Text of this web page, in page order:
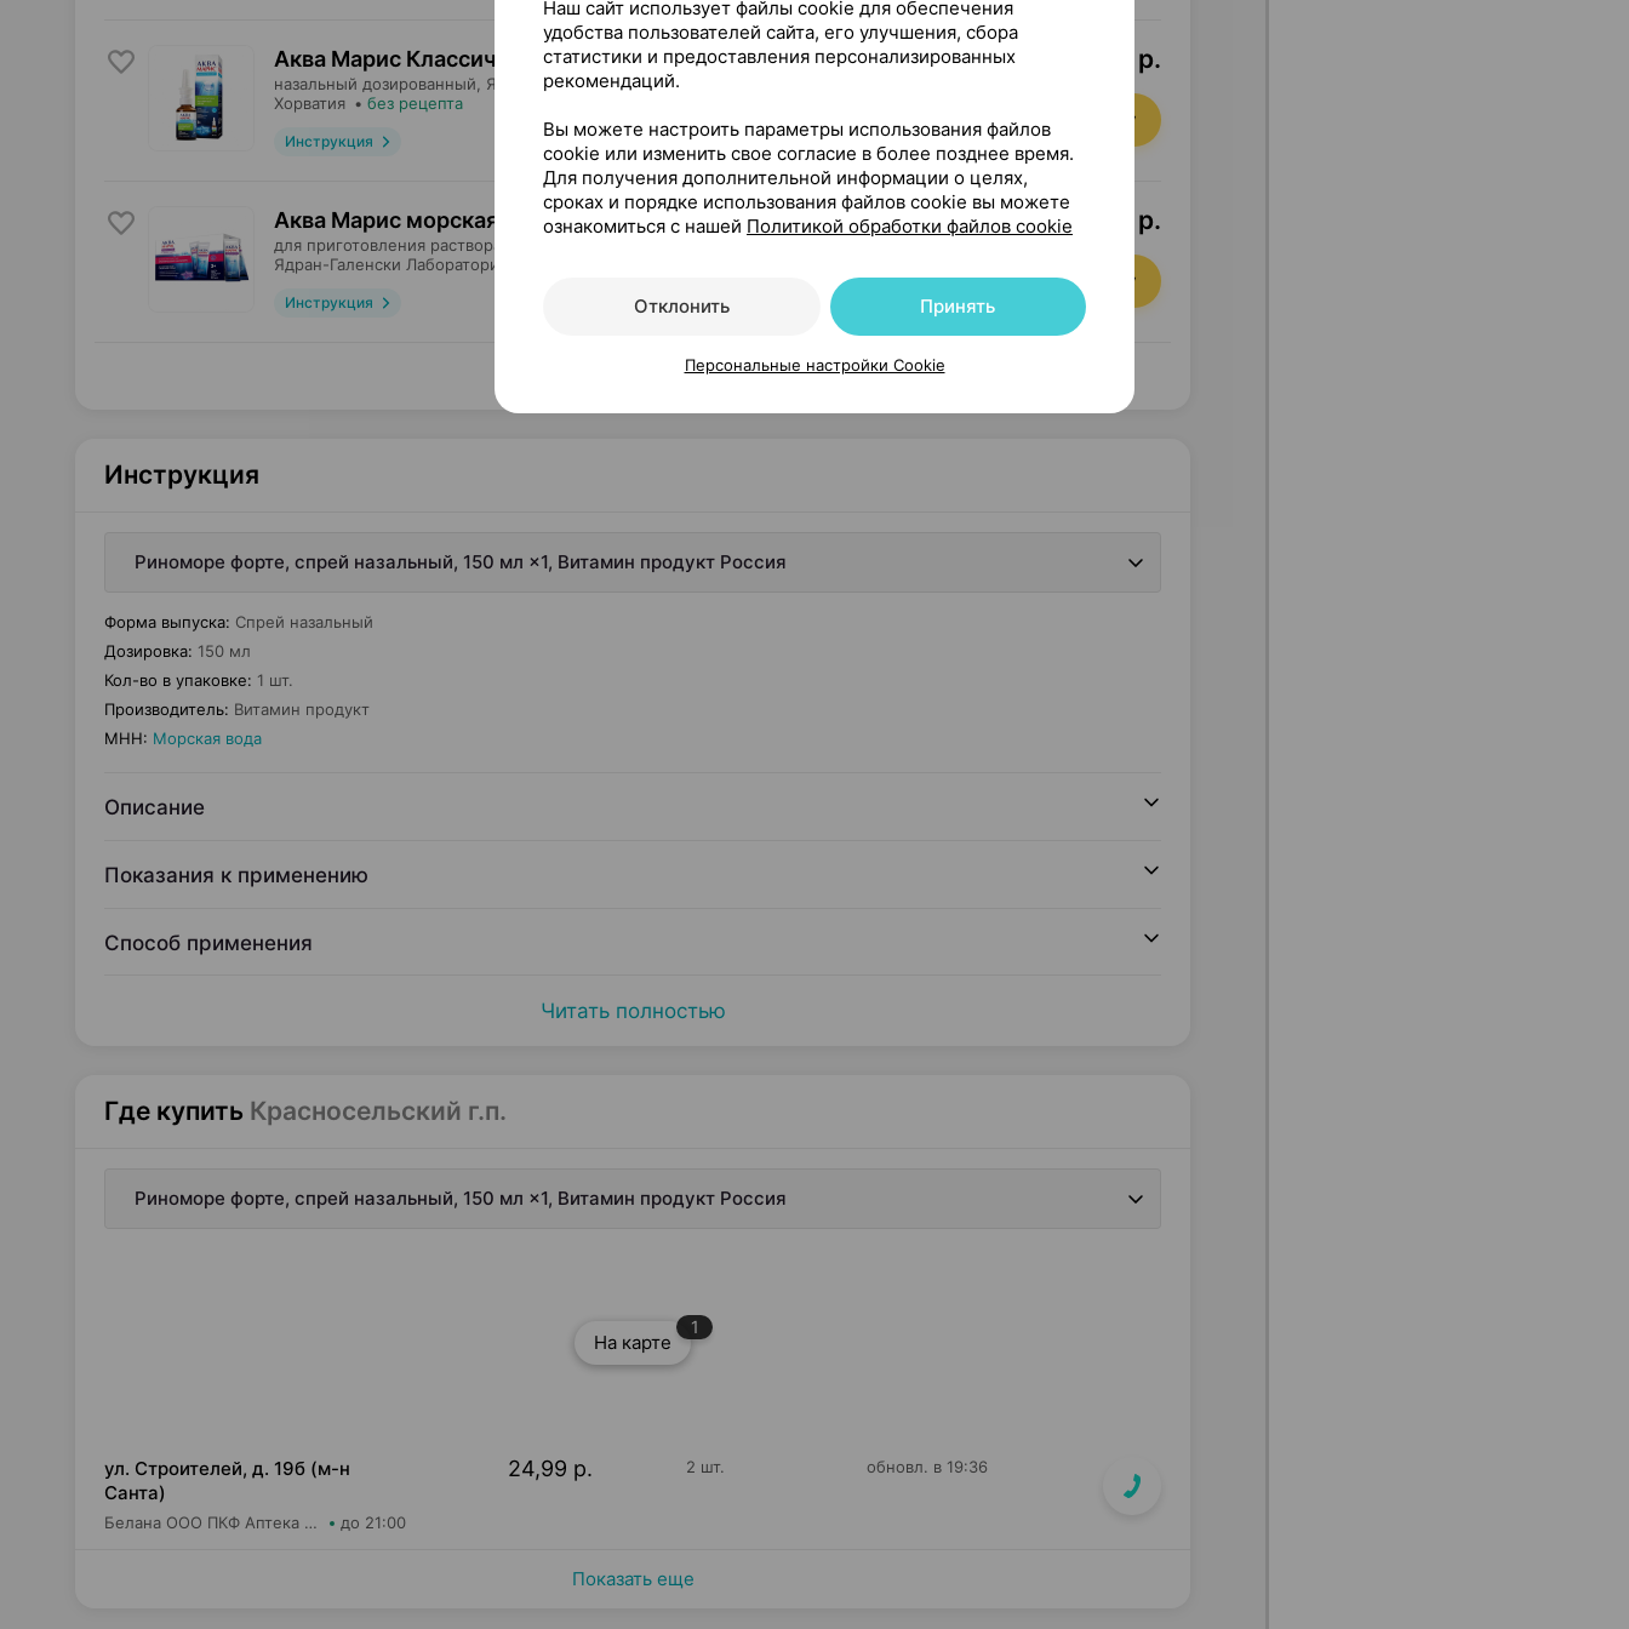
Аква Марис Классический, спрей, 30 мл×1
назальный дозированный, Ядран-Галенски Лабораторий
Хорватия • без рецепта
Инструкция
15,60 — 18,86 р.
Где купить В корзину
Аква Марис морская соль, порошок× 30
для приготовления раствора для местного применения,
Ядран-Галенски Лабораторий
Инструкция
18,00 — 22,61 р.
Где купить В корзину
Показать еще
Инструкция
Риноморе форте, спрей назальный, 150 мл ×1, Витамин продукт Россия
Форма выпуска: Спрей назальный
Дозировка: 150 мл
Кол-во в упаковке: 1 шт.
Производитель: Витамин продукт
МНН: Морская вода
Описание
Показания к применению
Способ применения
Читать полностью
Где купить Красносельский г.п.
Риноморе форте, спрей назальный, 150 мл ×1, Витамин продукт Россия
На карте
1
ул. Строителей, д. 19б (м-н
Санта)
Белана ООО ПКФ Аптека №13 до 21:00
24,99 р. 2 шт. обновл. в 19:36
Показать еще
Наш сайт использует файлы cookie для обеспечения
удобства пользователей сайта, его улучшения, сбора
статистики и предоставления персонализированных
рекомендаций.
Вы можете настроить параметры использования файлов
cookie или изменить свое согласие в более позднее время.
Для получения дополнительной информации о целях,
сроках и порядке использования файлов cookie вы можете
ознакомиться с нашей Политикой обработки файлов cookie
Отклонить Принять
Персональные настройки Cookie